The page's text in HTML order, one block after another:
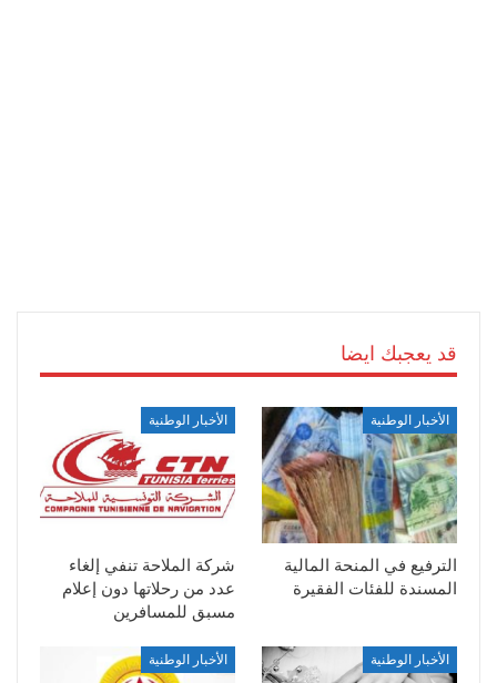
قد يعجبك ايضا
الأخبار الوطنية
الترفيع في المنحة المالية
المسندة للفئات الفقيرة
الأخبار الوطنية
شركة الملاحة تنفي إلغاء
عدد من رحلاتها دون إعلام
مسبق للمسافرين
الأخبار الوطنية الأخبار الوطنية